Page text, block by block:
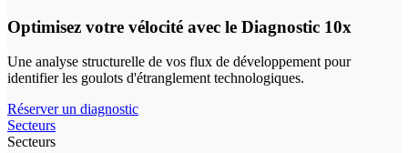
Optimisez votre vélocité avec le Diagnostic 10x
Une analyse structurelle de vos flux de développement pour
identifier les goulots d'étranglement technologiques.
Réserver un diagnostic
Secteurs
Secteurs